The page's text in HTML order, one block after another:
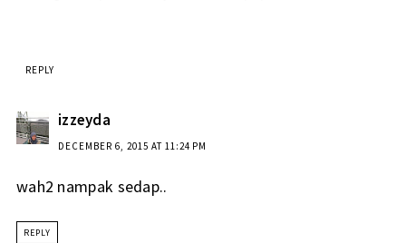
REPLY
izzeyda
DECEMBER 6, 2015 AT 11:24 PM
wah2 nampak sedap..
REPLY